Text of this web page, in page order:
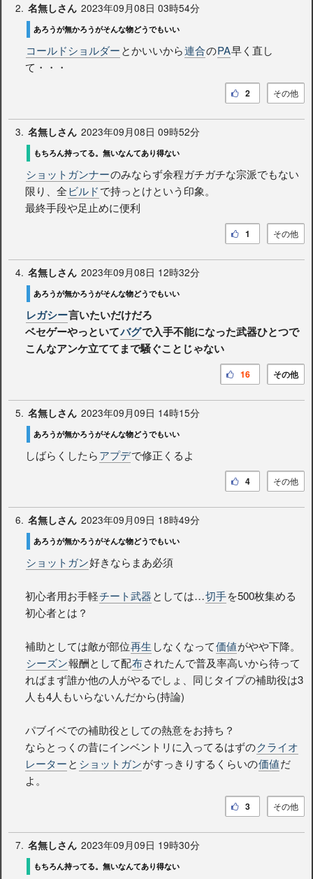
2. 名無しさん 2023年09月08日 03時54分
あろうが無かろうがそんな物どうでもいい
コールドショルダーとかいいから連合のPA早く直し
て・・・
その他
2
3. 名無しさん 2023年09月08日 09時52分
もちろん持ってる。無いなんてあり得ない
ショットガンナーのみならず余程ガチガチな宗派でもない
限り、全ビルドで持っとけという印象。
最終手段や足止めに便利
その他
1
4. 名無しさん 2023年09月08日 12時32分
あろうが無かろうがそんな物どうでもいい
レガシー言いたいだけだろ
ベセゲーやっといてバグで入手不能になった武器ひとつで
こんなアンケ立ててまで騒ぐことじゃない
その他
16
5. 名無しさん 2023年09月09日 14時15分
あろうが無かろうがそんな物どうでもいい
しばらくしたらアプデで修正くるよ
その他
4
6. 名無しさん 2023年09月09日 18時49分
あろうが無かろうがそんな物どうでもいい
ショットガン好きならまあ必須
初心者用お手軽チート武器としては…切手を500枚集める
初心者とは？
補助としては敵が部位再生 しなくなって価値がやや下降。
シーズン報酬として配布されたんで普及率高いから待って
ればまず誰か他の人がやるでしょ、同じタイプの補助役は3
人も4人もいらないんだから(持論)
パブイベでの補助役としての熱意をお持ち？
ならとっくの昔にインベントリに入ってるはずのクライオ
レーターと ショットガンがすっきりするくらいの価値だ
よ。
その他
3
7. 名無しさん 2023年09月09日 19時30分
もちろん持ってる。無いなんてあり得ない